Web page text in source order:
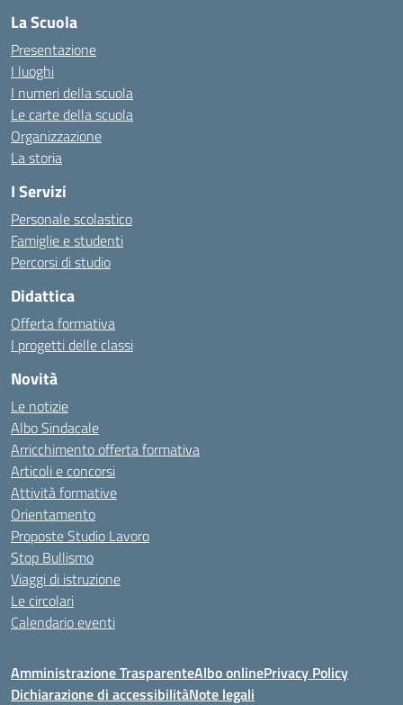
La Scuola
Presentazione
I luoghi
I numeri della scuola
Le carte della scuola
Organizzazione
La storia
I Servizi
Personale scolastico
Famiglie e studenti
Percorsi di studio
Didattica
Offerta formativa
I progetti delle classi
Novità
Le notizie
Albo Sindacale
Arricchimento offerta formativa
Articoli e concorsi
Attività formative
Orientamento
Proposte Studio Lavoro
Stop Bullismo
Viaggi di istruzione
Le circolari
Calendario eventi
Amministrazione TrasparenteAlbo onlinePrivacy Policy
Dichiarazione di accessibilitàNote legali